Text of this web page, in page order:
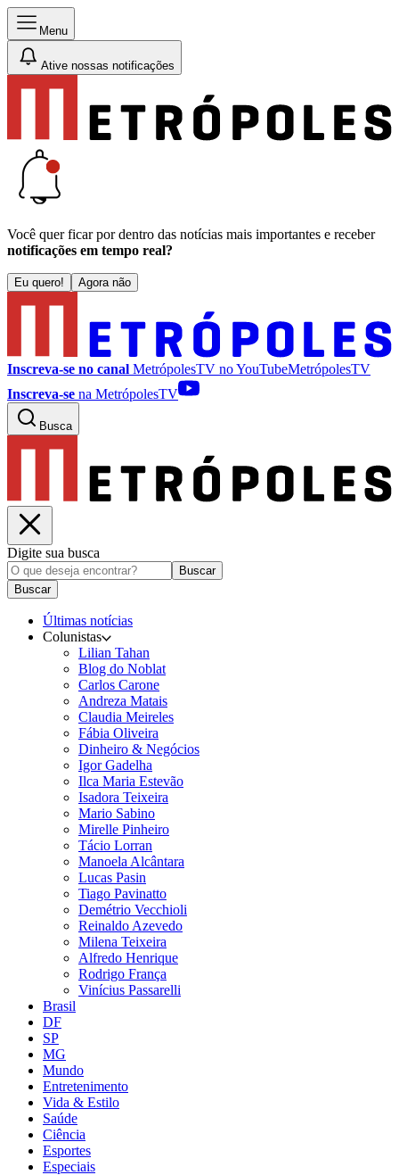
Menu
Ative nossas notificações
Você quer ficar por dentro das notícias mais importantes e receber
notificações em tempo real?
Eu quero! Agora não
Inscreva-se no canal MetrópolesTV noYouTubeMetrópolesTV
Inscreva-se na MetrópolesTV
Busca
Digite sua busca
Buscar
Buscar
Últimas notícias
Colunistas
Lilian Tahan
Blog do Noblat
Carlos Carone
Andreza Matais
Claudia Meireles
Fábia Oliveira
Dinheiro & Negócios
Igor Gadelha
Ilca Maria Estevão
Isadora Teixeira
Mario Sabino
Mirelle Pinheiro
Tácio Lorran
Manoela Alcântara
Lucas Pasin
Tiago Pavinatto
Demétrio Vecchioli
Reinaldo Azevedo
Milena Teixeira
Alfredo Henrique
Rodrigo França
Vinícius Passarelli
Brasil
DF
SP
MG
Mundo
Entretenimento
Vida & Estilo
Saúde
Ciência
Esportes
Especiais